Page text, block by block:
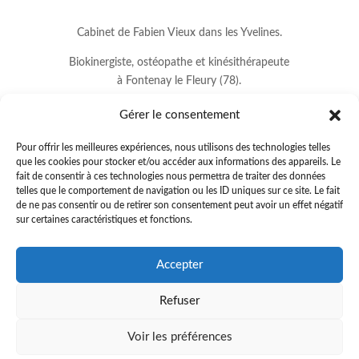
Gérer le consentement
Pour offrir les meilleures expériences, nous utilisons des technologies telles
que les cookies pour stocker et/ou accéder aux informations des appareils. Le
fait de consentir à ces technologies nous permettra de traiter des données
telles que le comportement de navigation ou les ID uniques sur ce site. Le fait
de ne pas consentir ou de retirer son consentement peut avoir un effet négatif
sur certaines caractéristiques et fonctions.
Accepter
Refuser
Voir les préférences
Cabinet de Fabien Vieux dans les Yvelines.
Biokinergiste, ostéopathe et kinésithérapeute
à Fontenay le Fleury (78).
78330 FONTENAY LE FLEURY
01.34.60.37.33